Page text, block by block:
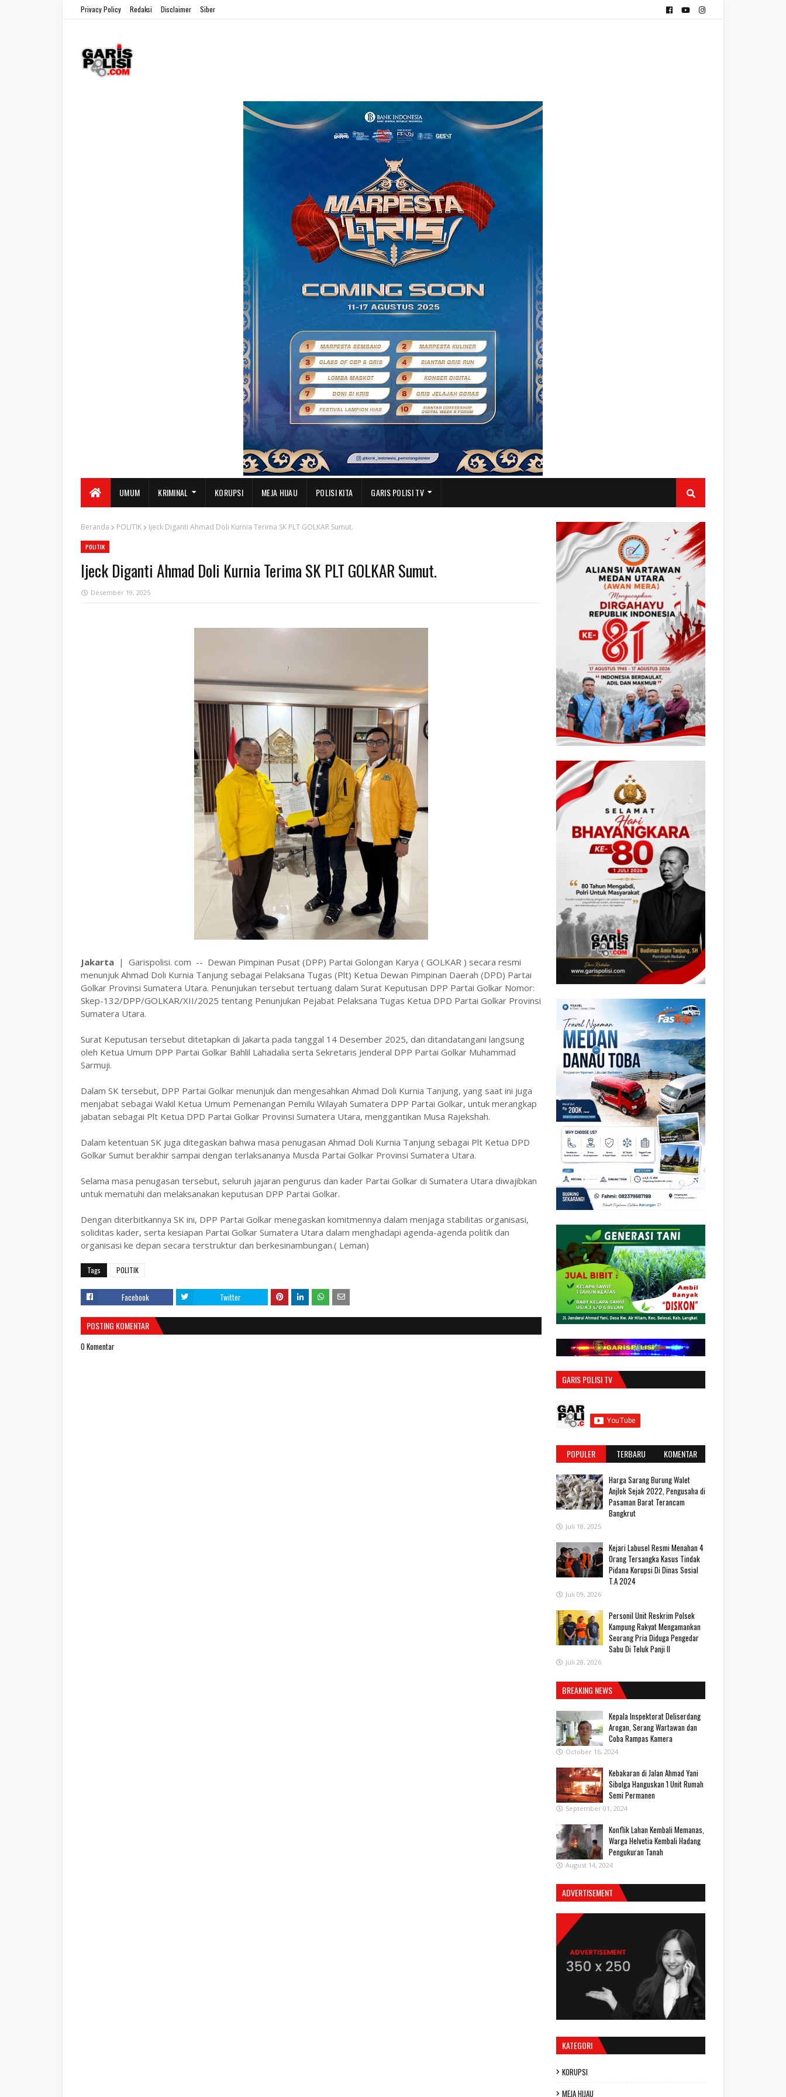
Privacy Policy Redaksi Disclaimer Siber
UMUM KRIMINAL KORUPSI MEJA HIJAU POLISI KITA GARIS POLISI TV
Beranda POLITIK Ijeck Diganti Ahmad Doli Kurnia Terima SK PLT GOLKAR Sumut.
POLITIK
Ijeck Diganti Ahmad Doli Kurnia Terima SK PLT GOLKAR Sumut.
Desember 19, 2025
Jakarta | Garispolisi. com -- Dewan Pimpinan Pusat (DPP) Partai Golongan Karya ( GOLKAR ) secara resmi
menunjuk Ahmad Doli Kurnia Tanjung sebagai Pelaksana Tugas (Plt) Ketua Dewan Pimpinan Daerah (DPD) Partai
Golkar Provinsi Sumatera Utara. Penunjukan tersebut tertuang dalam Surat Keputusan DPP Partai Golkar Nomor:
Skep-132/DPP/GOLKAR/XII/2025 tentang Penunjukan Pejabat Pelaksana Tugas Ketua DPD Partai Golkar Provinsi
Sumatera Utara.
Surat Keputusan tersebut ditetapkan di Jakarta pada tanggal 14 Desember 2025, dan ditandatangani langsung
oleh Ketua Umum DPP Partai Golkar Bahlil Lahadalia serta Sekretaris Jenderal DPP Partai Golkar Muhammad
Sarmuji.
Dalam SK tersebut, DPP Partai Golkar menunjuk dan mengesahkan Ahmad Doli Kurnia Tanjung, yang saat ini juga
menjabat sebagai Wakil Ketua Umum Pemenangan Pemilu Wilayah Sumatera DPP Partai Golkar, untuk merangkap
jabatan sebagai Plt Ketua DPD Partai Golkar Provinsi Sumatera Utara, menggantikan Musa Rajekshah.
Dalam ketentuan SK juga ditegaskan bahwa masa penugasan Ahmad Doli Kurnia Tanjung sebagai Plt Ketua DPD
Golkar Sumut berakhir sampai dengan terlaksananya Musda Partai Golkar Provinsi Sumatera Utara.
Selama masa penugasan tersebut, seluruh jajaran pengurus dan kader Partai Golkar di Sumatera Utara diwajibkan
untuk mematuhi dan melaksanakan keputusan DPP Partai Golkar.
Dengan diterbitkannya SK ini, DPP Partai Golkar menegaskan komitmennya dalam menjaga stabilitas organisasi,
soliditas kader, serta kesiapan Partai Golkar Sumatera Utara dalam menghadapi agenda-agenda politik dan
organisasi ke depan secara terstruktur dan berkesinambungan.( Leman)
Tags POLITIK
Facebook Twitter
POSTING KOMENTAR
0 Komentar
GARIS POLISI TV
POPULER TERBARU KOMENTAR
Harga Sarang Burung Walet
Anjlok Sejak 2022, Pengusaha di
Pasaman Barat Terancam
Bangkrut
Juli 18, 2025
‎Kejari Labusel Resmi Menahan 4
Orang Tersangka Kasus Tindak
Pidana Korupsi Di Dinas Sosial
T.A 2024
Juli 09, 2026
Personil Unit Reskrim Polsek
Kampung Rakyat Mengamankan
Seorang Pria Diduga Pengedar
Sabu Di Teluk Panji II
Juli 28, 2026
BREAKING NEWS
Kepala Inspektorat Deliserdang
Arogan, Serang Wartawan dan
Coba Rampas Kamera
October 16, 2024
Kebakaran di Jalan Ahmad Yani
Sibolga Hanguskan 1 Unit Rumah
Semi Permanen
September 01, 2024
Konflik Lahan Kembali Memanas,
Warga Helvetia Kembali Hadang
Pengukuran Tanah
August 14, 2024
ADVERTISEMENT
KATEGORI
KORUPSI
MEJA HIJAU